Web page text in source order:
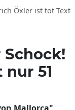
Öxler ist tot
51